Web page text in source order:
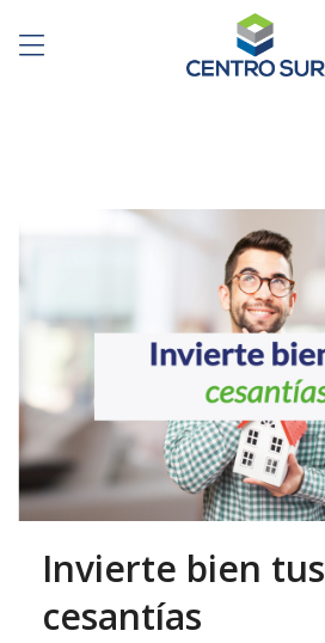
Invierte bien tus
cesantías